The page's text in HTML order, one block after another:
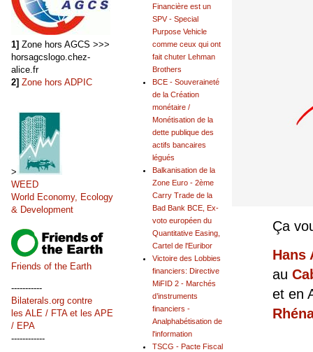
Ça
Hans
au
et en
Financière est un
SPV - Special
Purpose Vehicle
comme ceux qui ont
fait chuter Lehman
Brothers
BCE - Souveraineté
de la Création
monétaire /
Monétisation de la
dette publique des
actifs bancaires
légués
Balkanisation de la
Zone Euro - 2ème
Carry Trade de la
Bad Bank BCE, Ex-
voto européen du
Quantitative Easing,
Cartel de l'Euribor
Victoire des Lobbies
financiers: Directive
MiFID 2 - Marchés
d’instruments
financiers -
Analphabétisation de
l'information
TSCG - Pacte Fiscal
1] Zone hors AGCS >>>
horsagcslogo.chez-
alice.fr
2] Zone hors ADPIC
>
WEED
World Economy, Ecology
& Development
Friends of the Earth
-----------
Bilaterals.org contre
les ALE / FTA et les APE
/ EPA
------------